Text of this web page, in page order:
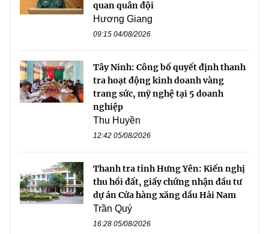
quan quân đội
Hương Giang
09:15 04/08/2026
Tây Ninh: Công bố quyết định thanh
tra hoạt động kinh doanh vàng
trang sức, mỹ nghệ tại 5 doanh
nghiệp
Thu Huyền
12:42 05/08/2026
Thanh tra tỉnh Hưng Yên: Kiến nghị
thu hồi đất, giấy chứng nhận đầu tư
dự án Cửa hàng xăng dầu Hải Nam
Trần Quý
16:28 05/08/2026